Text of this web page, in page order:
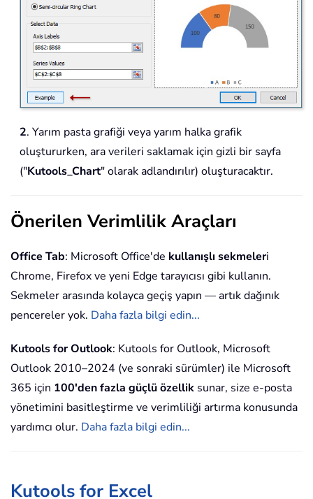
2. Yarım pasta grafiği veya yarım halka grafik
oluştururken, ara verileri saklamak için gizli bir sayfa
("Kutools_Chart" olarak adlandırılır) oluşturacaktır.
Önerilen Verimlilik Araçları
Office Tab: Microsoft Office'de kullanışlı sekmeleri
Chrome, Firefox ve yeni Edge tarayıcısı gibi kullanın.
Sekmeler arasında kolayca geçiş yapın — artık dağınık
pencereler yok. Daha fazla bilgi edin...
Kutools for Outlook: Kutools for Outlook, Microsoft
Outlook 2010–2024 (ve sonraki sürümler) ile Microsoft
365 için 100'den fazla güçlü özellik sunar, size e-posta
yönetimini basitleştirme ve verimliliği artırma konusunda
yardımcı olur. Daha fazla bilgi edin...
Kutools for Excel